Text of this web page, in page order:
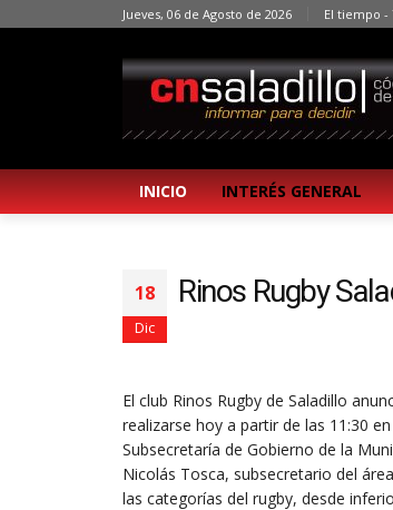
Jueves, 06 de Agosto de 2026 El tiempo
INICIO INTERÉS GENERAL
18
Dic
Rinos Rugby
El club Rinos Rugby de Saladillo
realizarse hoy a partir de las 11:30
Subsecretaría de Gobierno de la
Nicolás Tosca, subsecretario del
las categorías del rugby, desde